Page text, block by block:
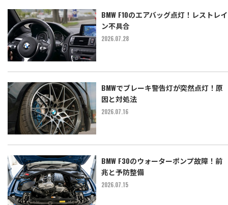
BMW F10のエアバッグ点灯！レストレイ
ン不具合
2026.07.28
BMWでブレーキ警告灯が突然点灯！原
因と対処法
2026.07.16
BMW F30のウォーターポンプ故障！前
兆と予防整備
2026.07.15